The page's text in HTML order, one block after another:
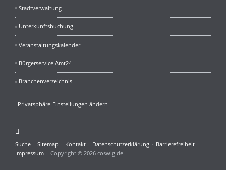
Stadtverwaltung
Unterkunftsbuchung
Veranstaltungskalender
Bürgerservice Amt24
Branchenverzeichnis
Privatsphäre-Einstellungen ändern
Navigation
überspringen
Suche Sitemap Kontakt Datenschutzerklärung
Barrierefreiheit
Impressum
Copyright © 2026 coswig.de